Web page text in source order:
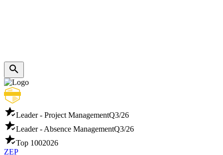
Leader - Project ManagementQ3/26
Leader - Absence ManagementQ3/26
Top 1002026
ZEP